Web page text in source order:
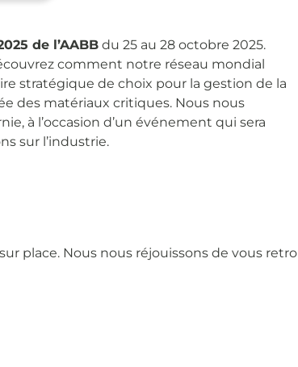
de l’AABB du 25 au 28 octobre 2025.
comment notre réseau mondial
stratégique de choix pour la gestion de la
des matériaux critiques. Nous nous
à l’occasion d’un événement qui sera
sur l’industrie.
place. Nous nous réjouissons de vous